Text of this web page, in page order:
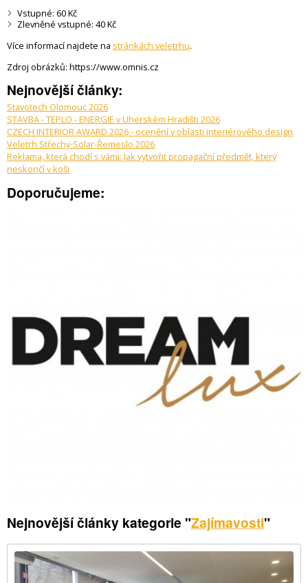
Vstupné: 60 Kč
Zlevněné vstupné: 40 Kč
Více informací najdete na stránkách veletrhu.
Zdroj obrázků: https://www.omnis.cz
Nejnovější články:
Stavotech Olomouc 2026
STAVBA - TEPLO - ENERGIE v Uherském Hradišti 2026
CZECH INTERIOR AWARD 2026 - ocenění v oblasti interiérového design
Veletrh Střechy-Solar-Řemeslo 2026
Reklama, která chodí s vámi: Jak vytvořit propagační předmět, který
neskončí v koši
Doporučujeme:
Nejnovější články kategorie "Zajímavosti"